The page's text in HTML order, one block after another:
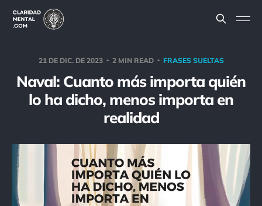
21 DE DIC. DE 2023 2 MIN READ FRASES SUELTAS
Naval: Cuanto más importa quién
lo ha dicho, menos importa en
realidad